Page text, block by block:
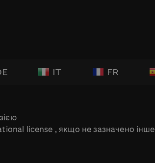
IT FR
license , якщо не зазначено інше